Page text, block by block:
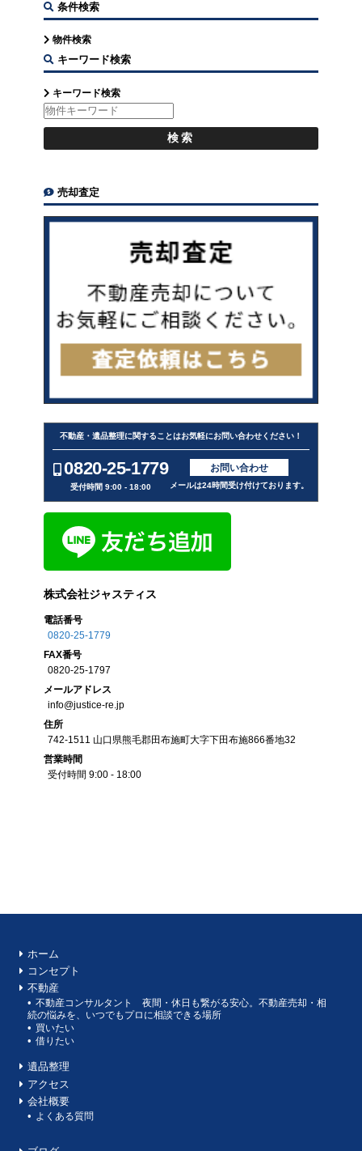
条件検索
物件検索
キーワード検索
キーワード検索
売却査定
不動産・遺品整理に関することはお気軽にお問い合わせください！
0820-25-1779
受付時間 9:00 - 18:00
お問い合わせ
メールは24時間受け付けております。
株式会社ジャスティス
電話番号
0820-25-1779
FAX番号
0820-25-1797
メールアドレス
info@justice-re.jp
住所
742-1511 山口県熊毛郡田布施町大字下田布施866番地32
営業時間
受付時間 9:00 - 18:00
ホーム
コンセプト
不動産
不動産コンサルタント 夜間・休日も繋がる安心。不動産売却・相
続の悩みを、いつでもプロに相談できる場所
買いたい
借りたい
遺品整理
アクセス
会社概要
よくある質問